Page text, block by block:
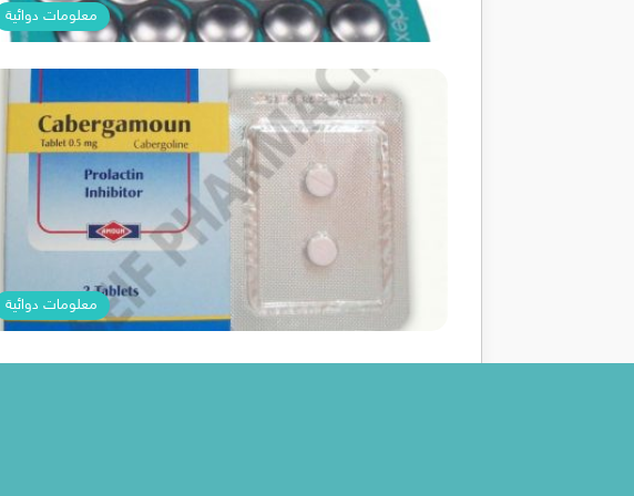
معلومات دوائية
معلومات دوائية